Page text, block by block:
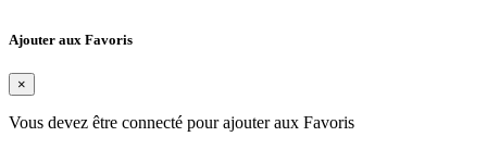
Ajouter aux Favoris
×
Vous devez être connecté pour ajouter aux Favoris